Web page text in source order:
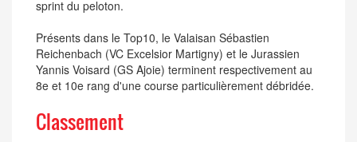
sprint du peloton.
Présents dans le Top10, le Valaisan Sébastien
Reichenbach (VC Excelsior Martigny) et le Jurassien
Yannis Voisard (GS Ajoie) terminent respectivement au
8e et 10e rang d'une course particulièrement débridée.
Classement